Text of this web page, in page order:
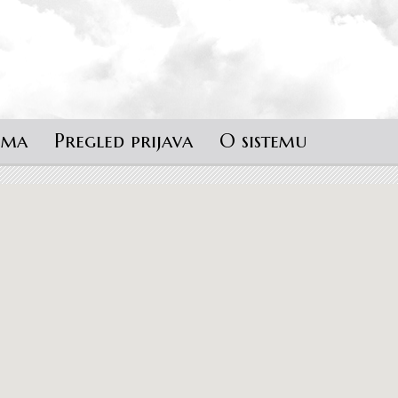
Pregled prijava O sistemu